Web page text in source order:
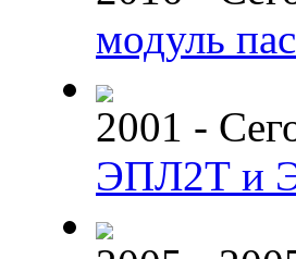
модуль
2001 -
ЭПЛ2Т и